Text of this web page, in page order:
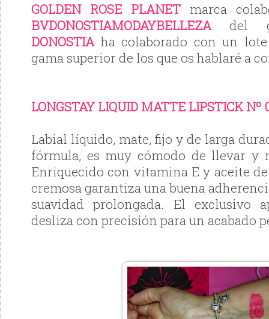
GOLDEN ROSE PLANET marca
BVDONOSTIAMODAYBELLEZAdel
DONOSTIAha colaborado con un
gama superior de los que os hablaré a
LONGSTAY LIQUID MATTE LIPSTICK Nº
Labial líquido, mate, fijo y de larga
fórmula, es muy cómodo de llevar y
Enriquecido con vitamina E y aceite
cremosa garantiza una buena
suavidad prolongada. El exclusivo
desliza con precisión para un acabado